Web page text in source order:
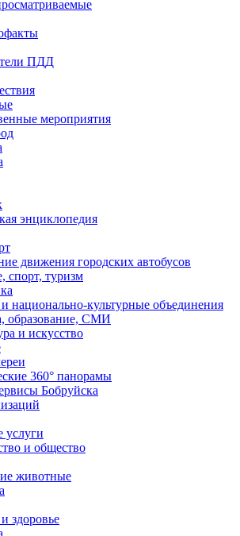
ПДД
мероприятия
энциклопедия
движения городских автобусов
спорт, туризм
национально-культурные объединения
образование, СМИ
и искусство
360° панорамы
Бобруйска
услуги
и общество
животные
здоровье